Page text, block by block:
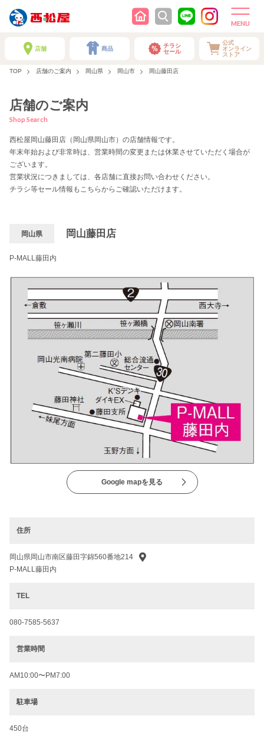
店舗 商品
チラシ
セール
公式
オンライン
ストア
TOP 店舗のご案内 岡山県 岡山市 岡山藤田店
店舗のご案内
Shop Search
西松屋岡山藤田店（岡山県岡山市）の店舗情報です。
年末年始および非常時は、営業時間の変更または休業させていただく場合が
ございます。
営業状況につきましては、各店舗に直接お問い合わせください。
チラシ等セール情報もこちらからご確認いただけます。
岡山県 岡山藤田店
P-MALL藤田内
Google mapを見る
住所
岡山県岡山市南区藤田字錦560番地214
P-MALL藤田内
TEL
080-7585-5637
営業時間
AM10:00〜PM7:00
駐車場
450台